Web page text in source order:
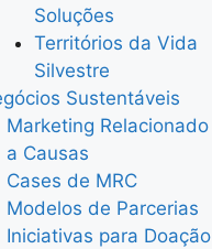
Soluções
Territórios da Vida
Silvestre
Sustentáveis
Marketing Relacionado
a Causas
Cases de MRC
Modelos de Parcerias
Iniciativas para Doação